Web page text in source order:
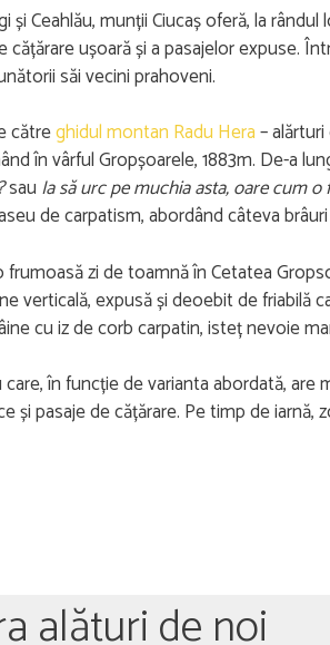
Ceahlău, munții Ciucaș oferă, la
ușoară și a pasajelor expuse.
săi vecini prahoveni.
cătreghidul montan Radu Hera–
în vârful Gropșoarele, 1883m. De-a
sau Ia să urc pe muchia asta, oare cum o
de carpatism, abordând câteva
zi de toamnă în Cetatea
verticală, expusă și deoebit de friabilă
cu iz de corb carpatin, isteț nevoie
în funcție de varianta abordată,
și pasaje de cățărare. Pe timp de
alături de noi